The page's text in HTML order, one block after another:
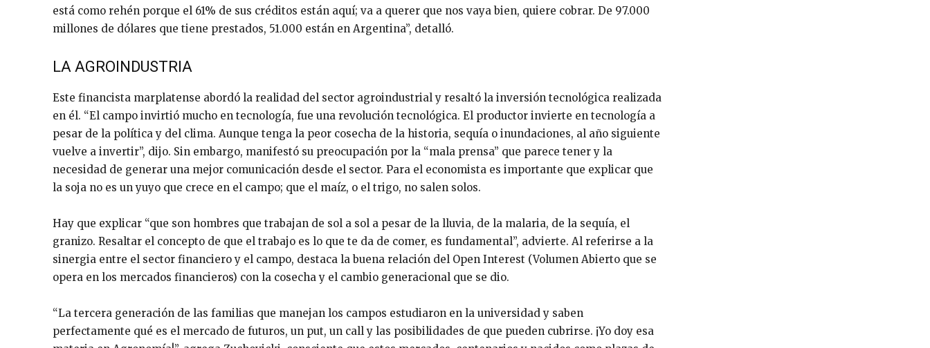
está como rehén porque el 61% de sus créditos están aquí; va a querer que nos vaya bien, quiere cobrar. De 97.000
millones de dólares que tiene prestados, 51.000 están en Argentina”, detalló.
LA AGROINDUSTRIA
Este financista marplatense abordó la realidad del sector agroindustrial y resaltó la inversión tecnológica realizada
en él. “El campo invirtió mucho en tecnología, fue una revolución tecnológica. El productor invierte en tecnología a
pesar de la política y del clima. Aunque tenga la peor cosecha de la historia, sequía o inundaciones, al año siguiente
vuelve a invertir”, dijo. Sin embargo, manifestó su preocupación por la “mala prensa” que parece tener y la
necesidad de generar una mejor comunicación desde el sector. Para el economista es importante que explicar que
la soja no es un yuyo que crece en el campo; que el maíz, o el trigo, no salen solos.
Hay que explicar “que son hombres que trabajan de sol a sol a pesar de la lluvia, de la malaria, de la sequía, el
granizo. Resaltar el concepto de que el trabajo es lo que te da de comer, es fundamental”, advierte. Al referirse a la
sinergia entre el sector financiero y el campo, destaca la buena relación del Open Interest (Volumen Abierto que se
opera en los mercados financieros) con la cosecha y el cambio generacional que se dio.
“La tercera generación de las familias que manejan los campos estudiaron en la universidad y saben
perfectamente qué es el mercado de futuros, un put, un call y las posibilidades de que pueden cubrirse. ¡Yo doy esa